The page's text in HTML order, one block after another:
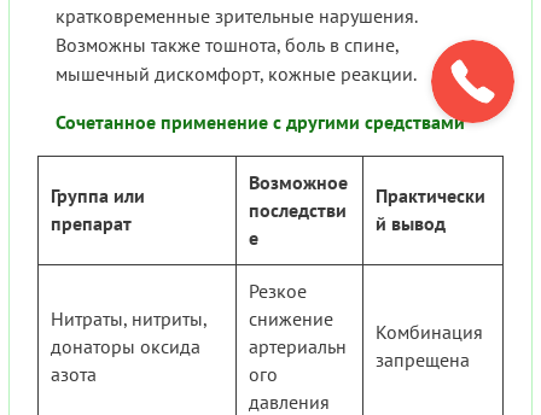
кратковременные зрительные нарушения.
Возможны также тошнота, боль в спине,
мышечный дискомфорт, кожные реакции.
Сочетанное применение с другими средствами
Группа или
препарат
Возможное
последстви
е
Практически
й вывод
Нитраты, нитриты,
донаторы оксида
азота
Резкое
снижение
артериальн
ого
давления
Комбинация
запрещена